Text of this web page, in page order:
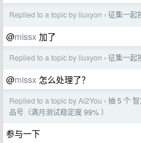
Replied to a topic by liuxyon › 征集一起
@missx 加了
Replied to a topic by liuxyon › 征集一起
@missx 怎么处理了？
Replied to a topic by Ai2You › 抽 5 个
品号（满月测试稳定度 99% ）
参与一下